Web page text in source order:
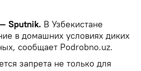
Sputnik. В Узбекистане
в домашних условиях диких
сообщает Podrobno.uz.
запрета не только для